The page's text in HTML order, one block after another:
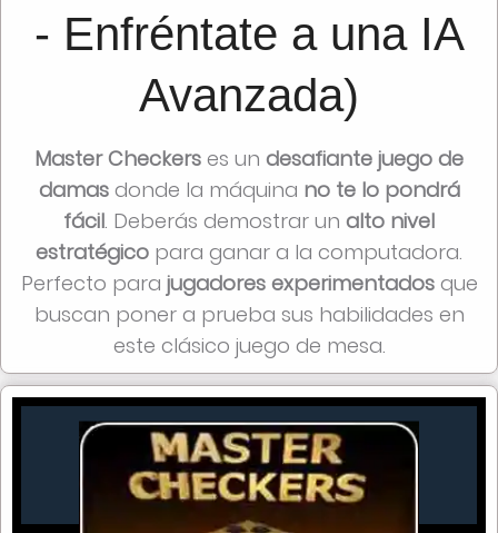
- Enfréntate a una IA
Avanzada)
Master Checkers es un desafiante juego de
damasdonde la máquina no te lo pondrá
fácil. Deberás demostrar un alto nivel
estratégico para ganar a la computadora.
Perfecto para jugadores experimentadosque
buscan poner a prueba sus habilidades en
este clásico juego de mesa.